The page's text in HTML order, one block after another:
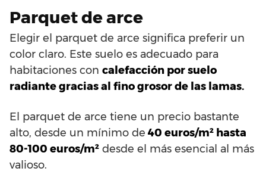
Parquet de arce
Elegir el parquet de arce significa preferir un
color claro. Este suelo es adecuado para
habitaciones con calefacción por suelo
radiante gracias al fino grosor de las lamas.
El parquet de arce tiene un precio bastante
alto, desde un mínimo de 40 euros/m² hasta
80-100 euros/m² desde el más esencial al más
valioso.